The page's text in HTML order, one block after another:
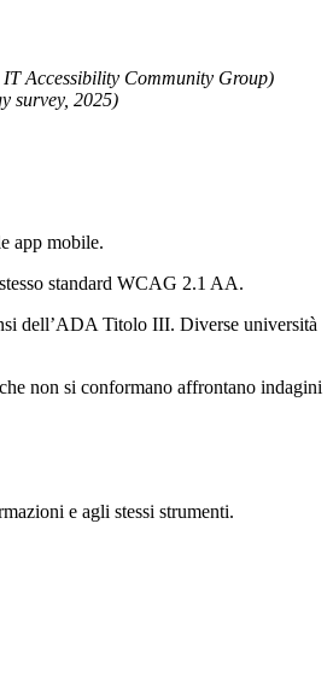
Accessibility Community Group)
survey, 2025)
app mobile.
standard WCAG 2.1 AA.
dell’ADA Titolo III. Diverse università
non si conformano affrontano indagini
e agli stessi strumenti.